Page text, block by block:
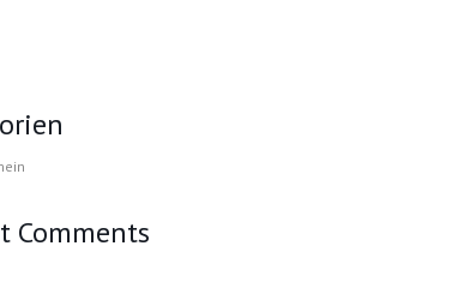
Comments